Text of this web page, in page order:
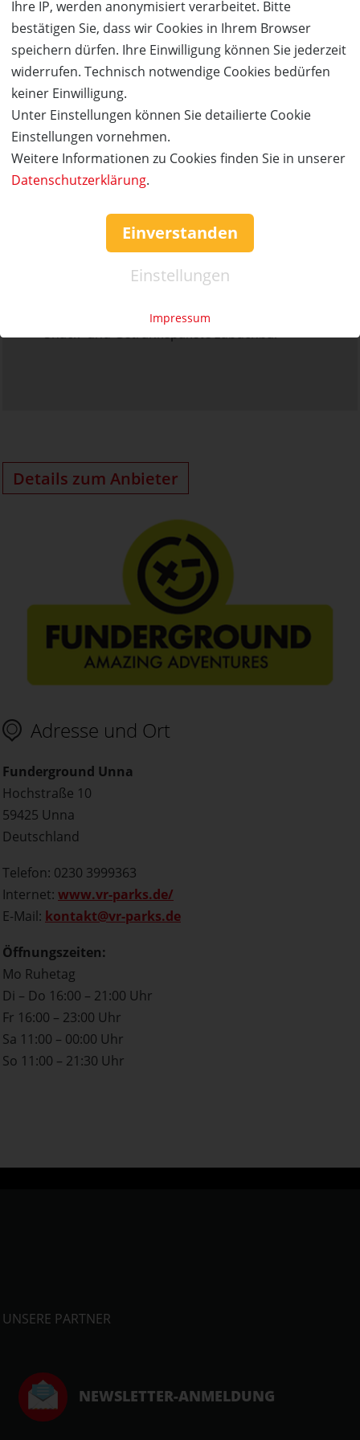
Ihre IP, werden anonymisiert verarbeitet. Bitte
bestätigen Sie, dass wir Cookies in Ihrem Browser
speichern dürfen. Ihre Einwilligung können Sie jederzeit
widerrufen. Technisch notwendige Cookies bedürfen
keiner Einwilligung.
Unter Einstellungen können Sie detailierte Cookie
Einstellungen vornehmen.
Weitere Informationen zu Cookies finden Sie in unserer
Datenschutzerklärung.
Einverstanden
Einstellungen
Impressum
Zusätzlich sorgen verschiedene Simulatoren und
interaktive Erlebnisse für noch mehr Abwechslung und
Adrenalin. Perfekt fürGeburtstage, Familien,
Freundesgruppen, Schulklassenoder Firmen-Events.
Funderground Unna verbindet moderne Technik mit
echtem Freizeitspaß und macht jeden Besuch zu einem
unvergesslichen Erlebnis.
Lasertag mit bis zu 12 Personen gleichzeitig
Zero Latency VR
verschiedene Spielvarianten
Gruppenangebote und Exklusivbuchungen
Snack- und Getränkepakete zubuchbar
Details zum Anbieter
Adresse und Ort
Funderground Unna
Hochstraße 10
59425 Unna
Deutschland
Telefon: 0230 3999363
Internet: www.vr-parks.de/
E-Mail: kontakt@vr-parks.de
Öffnungszeiten:
Mo Ruhetag
Di – Do 16:00 – 21:00 Uhr
Fr 16:00 – 23:00 Uhr
Sa 11:00 – 00:00 Uhr
So 11:00 – 21:30 Uhr
UNSERE PARTNER
NEWSLETTER-ANMELDUNG